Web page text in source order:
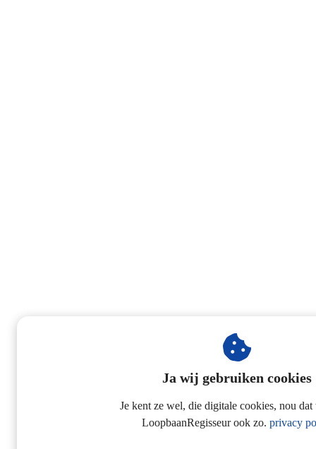
Ja wij gebruiken cookies
Je kent ze wel, die digitale cookies, nou
LoopbaanRegisseur ook zo. privacy